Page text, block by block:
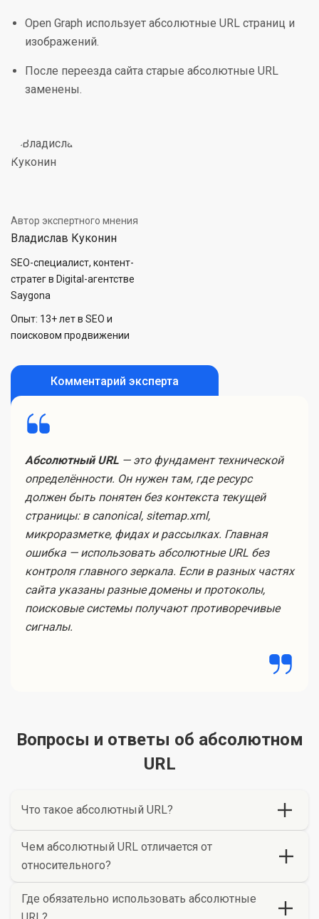
Open Graph использует абсолютные URL страниц и
изображений.
После переезда сайта старые абсолютные URL
заменены.
Автор экспертного мнения
Владислав Куконин
SEO-специалист, контент-
стратег в Digital-агентстве
Saygona
Опыт: 13+ лет в SEO и
поисковом продвижении
Комментарий эксперта
Абсолютный URL — это фундамент технической
определённости. Он нужен там, где ресурс
должен быть понятен без контекста текущей
страницы: в canonical, sitemap.xml,
микроразметке, фидах и рассылках. Главная
ошибка — использовать абсолютные URL без
контроля главного зеркала. Если в разных частях
сайта указаны разные домены и протоколы,
поисковые системы получают противоречивые
сигналы.
Вопросы и ответы об абсолютном
URL
Что такое абсолютный URL?
Чем абсолютный URL отличается от
относительного?
Где обязательно использовать абсолютные